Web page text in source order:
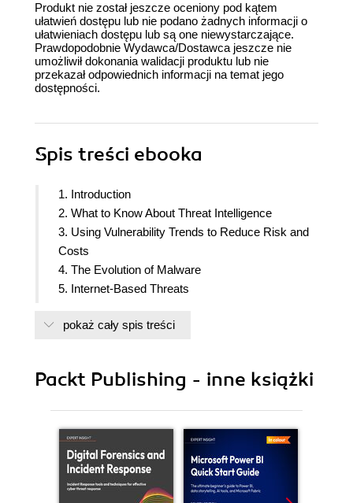
Produkt nie został jeszcze oceniony pod kątem
ułatwień dostępu lub nie podano żadnych informacji o
ułatwieniach dostępu lub są one niewystarczające.
Prawdopodobnie Wydawca/Dostawca jeszcze nie
umożliwił dokonania walidacji produktu lub nie
przekazał odpowiednich informacji na temat jego
dostępności.
Spis treści ebooka
1. Introduction
2. What to Know About Threat Intelligence
3. Using Vulnerability Trends to Reduce Risk and
Costs
4. The Evolution of Malware
5. Internet-Based Threats
7. Government access to data
9. Cybersecurity Strategies
12. Modern Approaches to Security and
Compliance
pokaż cały spis treści
Packt Publishing - inne książki